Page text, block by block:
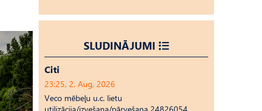
SLUDINĀJUMI
Citi
23:25, 2. Aug, 2026
Veco mēbeļu u.c. lietu